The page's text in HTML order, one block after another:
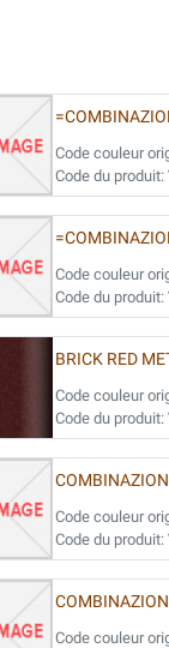
Code couleur
Code du produit:
Code couleur
Code du produit:
BRICK RED
Code couleur
Code du produit:
Code couleur
Code du produit:
Code couleur